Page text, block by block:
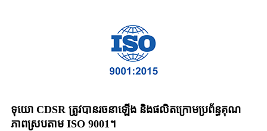
ទុយោ CDSR ត្រូវបានរចនាឡើង និងផលិតក្រោមប្រព័ន្ធគុណ
ភាពស្របតាម ISO 9001។